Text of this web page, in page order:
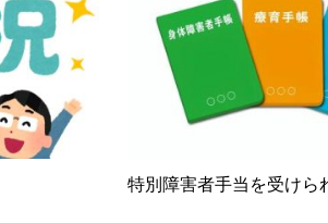
特別障害者手当を受けら